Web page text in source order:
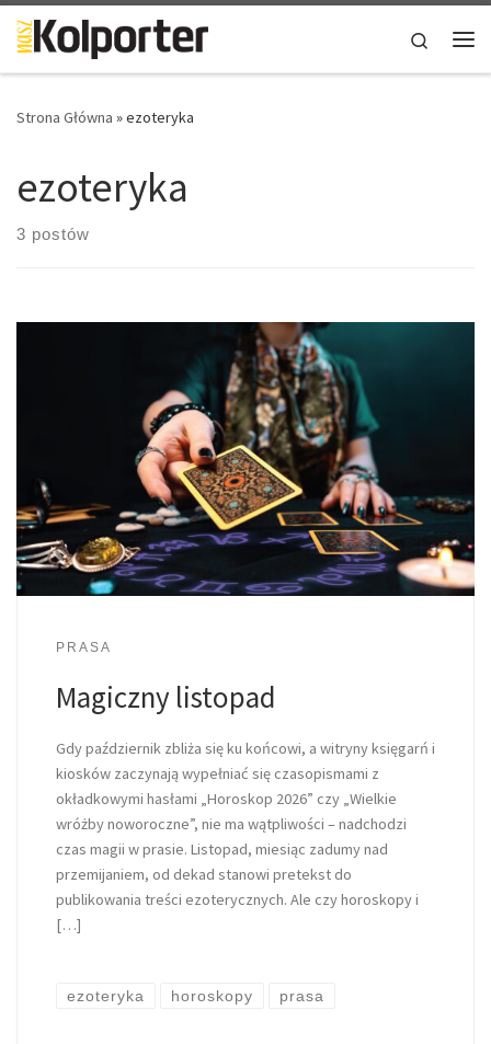
Skip to content
Search
Strona Główna »ezoteryka
ezoteryka
3 postów
PRASA
Magiczny listopad
Gdy październik zbliża się ku końcowi, a witryny księgarń i
kiosków zaczynają wypełniać się czasopismami z
okładkowymi hasłami „Horoskop 2026” czy „Wielkie
wróżby noworoczne”, nie ma wątpliwości – nadchodzi
czas magii w prasie. Listopad, miesiąc zadumy nad
przemijaniem, od dekad stanowi pretekst do
publikowania treści ezoterycznych. Ale czy horoskopy i
[…]
ezoteryka horoskopy prasa